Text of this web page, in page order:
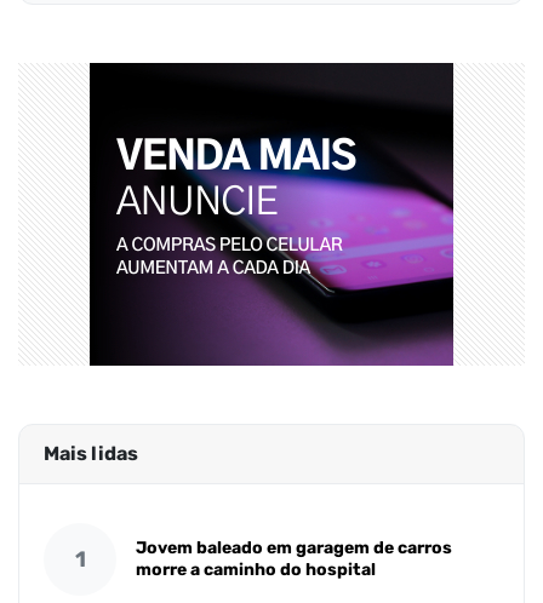
Mais lidas
1
Jovem baleado em garagem de carros
morre a caminho do hospital